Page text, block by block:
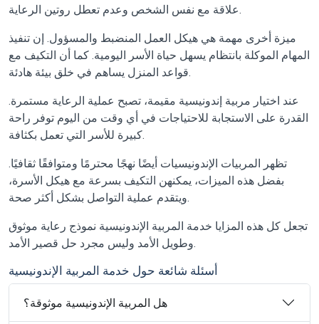
علاقة مع نفس الشخص وعدم تعطل روتين الرعاية.
ميزة أخرى مهمة هي هيكل العمل المنضبط والمسؤول. إن تنفيذ
المهام الموكلة بانتظام يسهل حياة الأسر اليومية. كما أن التكيف مع
قواعد المنزل يساهم في خلق بيئة هادئة.
عند اختيار مربية إندونيسية مقيمة، تصبح عملية الرعاية مستمرة.
القدرة على الاستجابة للاحتياجات في أي وقت من اليوم توفر راحة
كبيرة للأسر التي تعمل بكثافة.
تظهر المربيات الإندونيسيات أيضًا نهجًا محترمًا ومتوافقًا ثقافيًا.
بفضل هذه الميزات، يمكنهن التكيف بسرعة مع هيكل الأسرة،
ويتقدم عملية التواصل بشكل أكثر صحة.
تجعل كل هذه المزايا خدمة المربية الإندونيسية نموذج رعاية موثوق
وطويل الأمد وليس مجرد حل قصير الأمد.
أسئلة شائعة حول خدمة المربية الإندونيسية
هل المربية الإندونيسية موثوقة؟